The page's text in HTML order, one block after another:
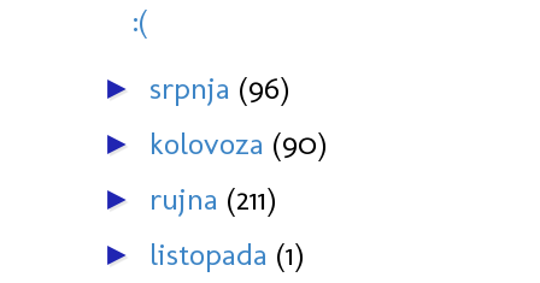
:(
► srpnja (96)
► kolovoza (90)
► rujna (211)
► listopada (1)